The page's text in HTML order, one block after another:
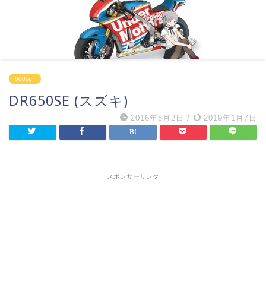
600cc~
DR650SE (スズキ)
2016年8月2日 / 2019年1月7日
スポンサーリンク